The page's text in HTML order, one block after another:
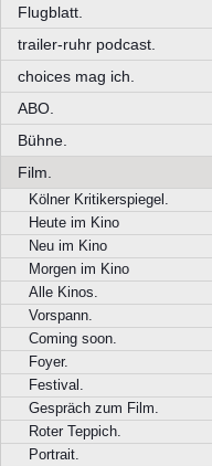
Flugblatt.
trailer-ruhr podcast.
choices mag ich.
ABO.
Bühne.
Film.
Kölner Kritikerspiegel.
Heute im Kino
Neu im Kino
Morgen im Kino
Alle Kinos.
Vorspann.
Coming soon.
Foyer.
Festival.
Gespräch zum Film.
Roter Teppich.
Portrait.